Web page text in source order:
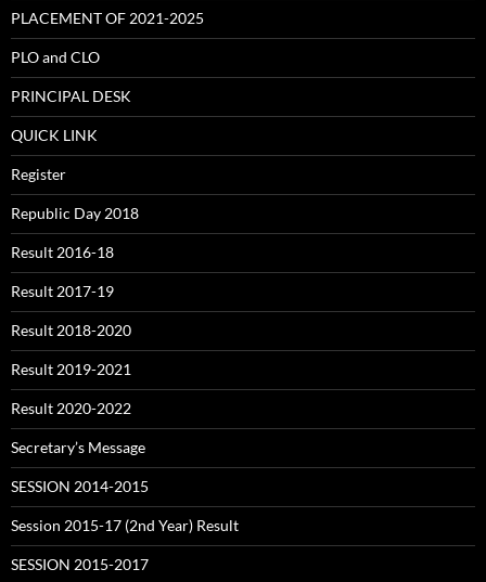
PLACEMENT OF 2021-2025
PLO and CLO
PRINCIPAL DESK
QUICK LINK
Register
Republic Day 2018
Result 2016-18
Result 2017-19
Result 2018-2020
Result 2019-2021
Result 2020-2022
Secretary’s Message
SESSION 2014-2015
Session 2015-17 (2nd Year) Result
SESSION 2015-2017